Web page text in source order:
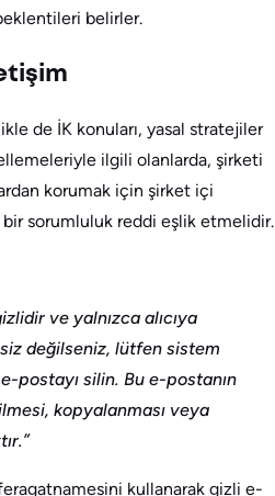
belirler.
de İK konuları, yasal stratejiler
ilgili olanlarda, şirketi
korumak için şirket içi
sorumluluk reddi eşlik etmelidir.
ve yalnızca alıcıya
değilseniz, lütfen sistem
postayı silin. Bu e-postanın
kopyalanması veya
kullanarak gizli e-